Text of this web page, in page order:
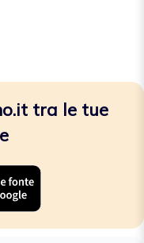
tra le tue